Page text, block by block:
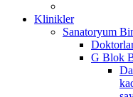
Klinikler
Sanatoryum
G Blok